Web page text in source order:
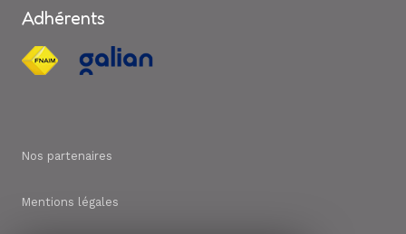
Adhérents
Nos partenaires
Mentions légales